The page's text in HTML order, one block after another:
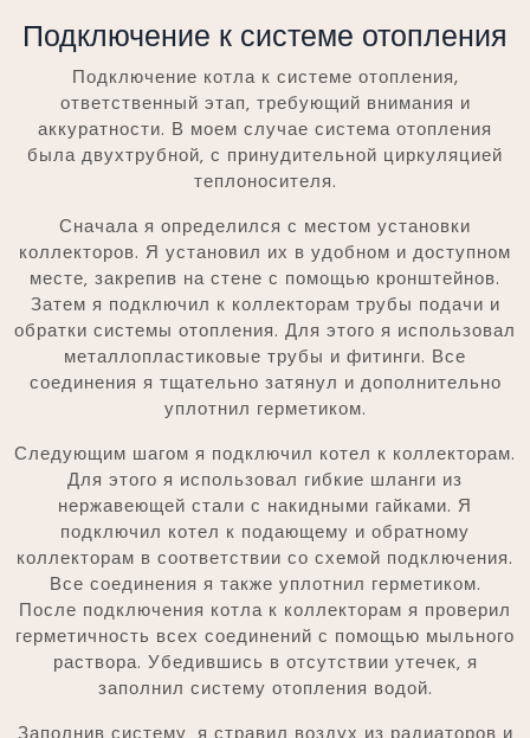
Подключение к системе отопления
Подключение котла к системе отопления,
ответственный этап‚ требующий внимания и
аккуратности. В моем случае система отопления
была двухтрубной‚ с принудительной циркуляцией
теплоносителя.
Сначала я определился с местом установки
коллекторов. Я установил их в удобном и доступном
месте‚ закрепив на стене с помощью кронштейнов.
Затем я подключил к коллекторам трубы подачи и
обратки системы отопления. Для этого я использовал
металлопластиковые трубы и фитинги. Все
соединения я тщательно затянул и дополнительно
уплотнил герметиком.
Следующим шагом я подключил котел к коллекторам.
Для этого я использовал гибкие шланги из
нержавеющей стали с накидными гайками. Я
подключил котел к подающему и обратному
коллекторам в соответствии со схемой подключения.
Все соединения я также уплотнил герметиком.
После подключения котла к коллекторам я проверил
герметичность всех соединений с помощью мыльного
раствора. Убедившись в отсутствии утечек‚ я
заполнил систему отопления водой.
Заполнив систему‚ я стравил воздух из радиаторов и